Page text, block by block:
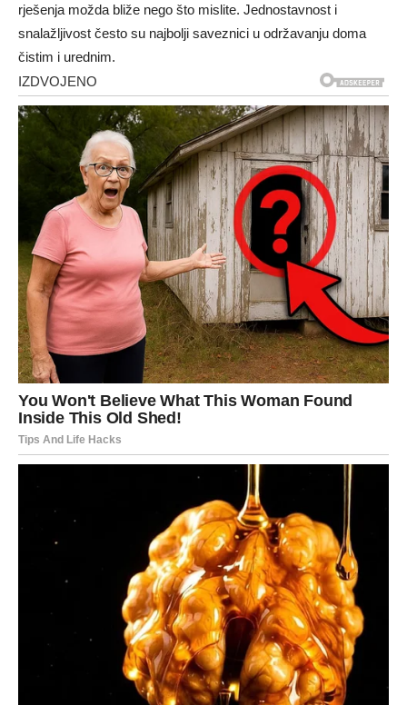
rješenja možda bliže nego što mislite. Jednostavnost i
snalažljivost često su najbolji saveznici u održavanju doma
čistim i urednim.